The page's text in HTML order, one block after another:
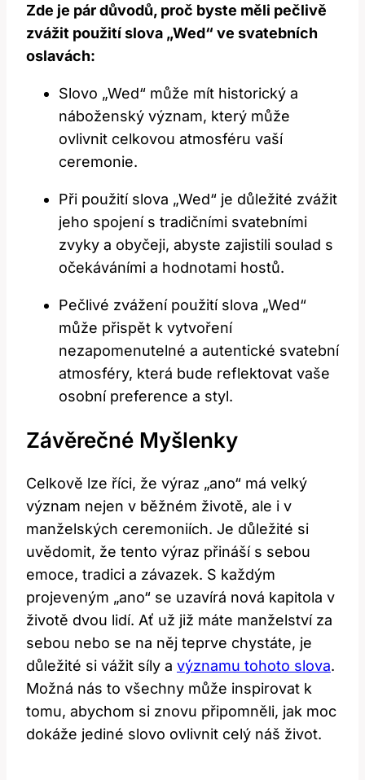
Zde je pár důvodů, proč byste měli pečlivě
zvážit použití slova „Wed“ ve svatebních
oslavách:
Slovo „Wed“ může mít historický a
náboženský význam, který může
ovlivnit celkovou atmosféru vaší
ceremonie.
Při použití slova „Wed“ je důležité zvážit
jeho spojení s tradičními svatebními
zvyky a obyčeji, abyste zajistili soulad s
očekáváními a hodnotami hostů.
Pečlivé zvážení použití slova „Wed“
může přispět k vytvoření
nezapomenutelné a autentické svatební
atmosféry, která bude reflektovat vaše
osobní preference a styl.
Závěrečné Myšlenky
Celkově lze říci, že výraz „ano“ má velký
význam nejen v běžném životě, ale i v
manželských ceremoniích. Je důležité si
uvědomit, že tento výraz přináší s sebou
emoce, tradici a závazek. S každým
projeveným „ano“ se uzavírá nová kapitola v
životě dvou lidí. Ať už již máte manželství za
sebou nebo se na něj teprve chystáte, je
důležité si vážit síly a významu tohoto slova.
Možná nás to všechny může inspirovat k
tomu, abychom si znovu připomněli, jak moc
dokáže jediné slovo ovlivnit celý náš život.